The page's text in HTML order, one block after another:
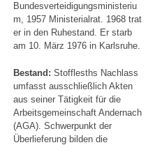
Bundesverteidigungsministeriu
m, 1957 Ministerialrat. 1968 trat
er in den Ruhestand. Er starb
am 10. März 1976 in Karlsruhe.
Bestand:Stofflesths Nachlass
umfasst ausschließlich Akten
aus seiner Tätigkeit für die
Arbeitsgemeinschaft Andernach
(AGA). Schwerpunkt der
Überlieferung bilden die